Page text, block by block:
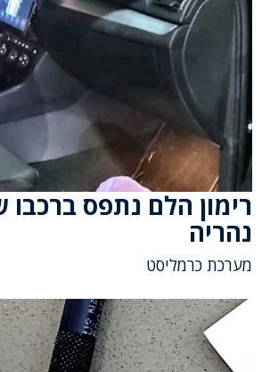
רימון הלם נתפס
נהריה
מערכת כרמליסט